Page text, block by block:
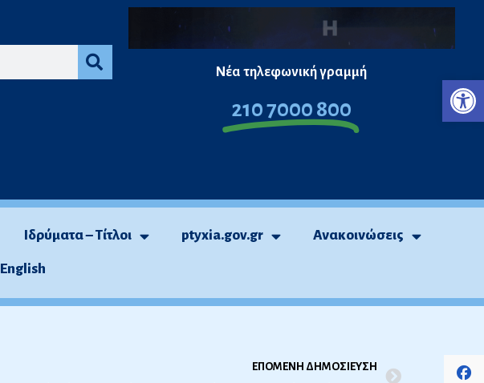
Νέα τηλεφωνική γραμμή
210 7000 800
Ιδρύματα – Τίτλοι ptyxia.gov.gr Ανακοινώσεις
English
ΕΠΟΜΕΝΗ ΔΗΜΟΣΙΕΥΣΗ